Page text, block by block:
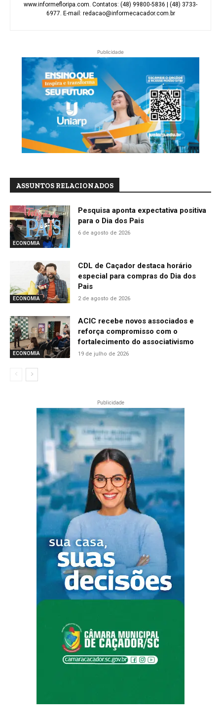
www.informefloripa.com. Contatos: (48) 99800-5836 | (48) 3733-
6977. E-mail: redacao@informecacador.com.br
Publicidade
ASSUNTOS RELACIONADOS
ECONOMIA
Pesquisa aponta expectativa positiva
para o Dia dos Pais
6 de agosto de 2026
ECONOMIA
CDL de Caçador destaca horário
especial para compras do Dia dos
Pais
2 de agosto de 2026
ECONOMIA
ACIC recebe novos associados e
reforça compromisso com o
fortalecimento do associativismo
19 de julho de 2026
Publicidade